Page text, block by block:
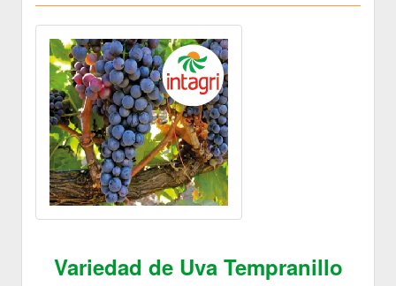
Variedad de Uva Tempranillo